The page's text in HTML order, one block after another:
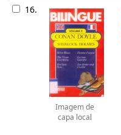
16.
Imagem de
capa local